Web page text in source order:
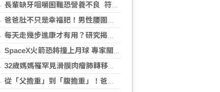
長輩缺牙咀嚼困難恐營養不良 符合「這二身分」可申請假牙補助
爸爸肚不只是幸福肥！男性腰圍逾90公分 醫籲留意脂肪肝風險
每天走幾步進康才有用？研究揭：5000步即可降低37%死亡風險
SpaceX火箭恐將撞上月球 專家關注衝擊後果
32歲媽媽罹罕見滑膜肉瘤肺轉移！立體定位精準放療SBRT，控制轉移病灶
從「父擔重」到「腹擔重」！爸爸肚恐暗藏中年男性健康危機